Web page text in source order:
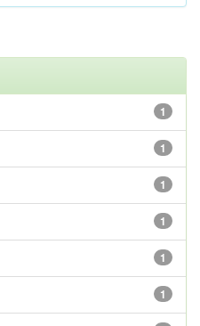
1
1
1
1
1
1